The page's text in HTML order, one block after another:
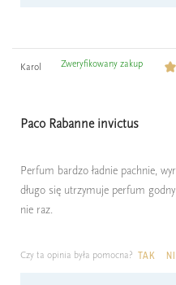
Karol Zweryfikowany zakup
Paco Rabanne invictus
Perfum bardzo ładnie pachnie,
długo się utrzymuje perfum
nie raz.
Czy ta opinia była pomocna? TAK